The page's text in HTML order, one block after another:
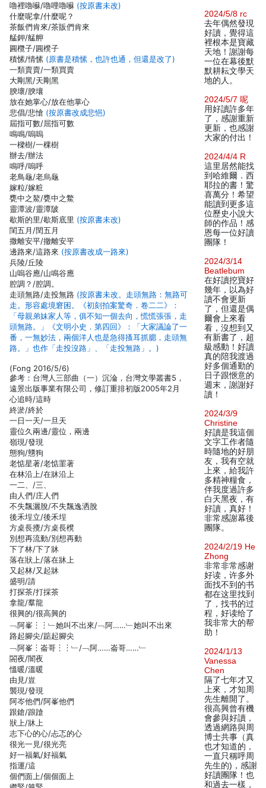
嚕裡嚕囌/嚕哩嚕囌 (按原書未改)
什麼呢拿/什麼呢？
茶飯們肯來/茶販們肯來
艋鉀/艋舺
圓欖子/圓櫈子
積愫/情愫 (原書是積愫，也許也通，但還是改了)
一類賣賣/一類買賣
大剛黑/天剛黑
腴壞/腴壤
放在她掌心/放在他掌心
悲倡/悲愴 (按原書改成悲悒)
屆指可數/屈指可數
鳴鳴/嗚嗚
一樑樹/一棵樹
辦去/辦法
鳴呼/嗚呼
老鳥龜/老烏龜
嫁粒/嫁粧
甕中之鰲/甕中之鱉
靈潭波/靈潭陂
歇斯的里/歇斯底里 (按原書未改)
閨五月/閏五月
撒離安平/撤離安平
邊路來/這路來 (按原書改成一路來)
兵陵/丘陵
山嗚谷應/山鳴谷應
腔調？/腔調。
走頭無路/走投無路 (按原書未改。走頭無路：無路可
走。形容處境窘困。《初刻拍案驚奇．卷二二》：
「母親弟妹家人等，俱不知一個去向，慌慌張張，走
頭無路。」《文明小史．第四回》：「大家議論了一
番，一無妙法，兩個洋人也是急得搔耳抓腮，走頭無
路。」也作「走投沒路」、「走投無路」。)
(Fong 2016/5/6)
參考：台灣人三部曲（一）沉淪，台灣文學叢書5，
遠景出版事業有限公司，修訂重排初版2005年2月
心追時/這時
終淤/終於
一日一天/一旦天
靈位久兩邊/靈位，兩邊
嶺現/發現
態狗/戇狗
老惦星著/老惦罣著
在林沿上/在牀沿上
一二、/三、
由人們/庄人們
不失飄灑脫/不失飄逸洒脫
後禾埕立/後禾埕
方桌長攪/方桌長櫈
別想再流動/別想再動
下了林/下了牀
落在狀上/落在牀上
又起林/又起牀
盛明/請
打探茶/打採茶
拿龍/羣龍
很興的/很高興的
﹁阿峯︙︙﹂她叫不出來/﹁阿……﹂她叫不出來
路起腳尖/踮起腳尖
﹁阿峯︙崙哥︙︙﹂/﹁阿……崙哥……﹂
閤夜/闇夜
慍暖/溫暖
由見/豈
襲現/發現
阿岑他們/阿峯他們
跟鎗/踉蹌
狀上/牀上
志下心的心/忐忑的心
很光一見/很光亮
好一福氣/好福氣
指運/這
個們面上/個個面上
2024/5/8 rc
去年偶然發現
好讀，覺得這
裡根本是寶藏
天地！謝謝每
一位在幕後默
默耕耘文學天
地的人。
2024/5/7 呢
用好讀許多年
了，感謝重新
更新，也感謝
大家的付出！
2024/4/4 R
這里居然能找
到哈維爾．西
耶拉的書！驚
喜萬分！希望
能讀到更多這
位歷史小說大
師的作品！感
恩每一位好讀
團隊！
2024/3/14
Beatlebum
在好讀挖寶好
幾年，以為好
讀不會更新
了，但還是偶
爾會上來看
看，沒想到又
有新書了，超
級感動！好讀
真的陪我渡過
好多個通勤的
日子跟愜意的
週末，謝謝好
讀！
2024/3/9
Christine
好讀是我這個
文字工作者隨
時隨地的好朋
友，我有空就
上來，給我許
多精神糧食，
伴我度過許多
白天黑夜，有
好讀，真好！
非常感謝幕後
團隊。
2024/2/19 He
Zhong
非常非常感谢
好读，许多外
面找不到的书
都在这里找到
了，找书的过
程，好读给了
我非常大的帮
助！
2024/1/13
Vanessa
Chen
隔了七年才又
上來，才知周
先生離開了。
很高興曾有機
會參與好讀，
透過網路與周
博士共事（真
也才知道的，
一直只稱呼周
先生的)，感謝
好讀團隊！也
和過去一樣，